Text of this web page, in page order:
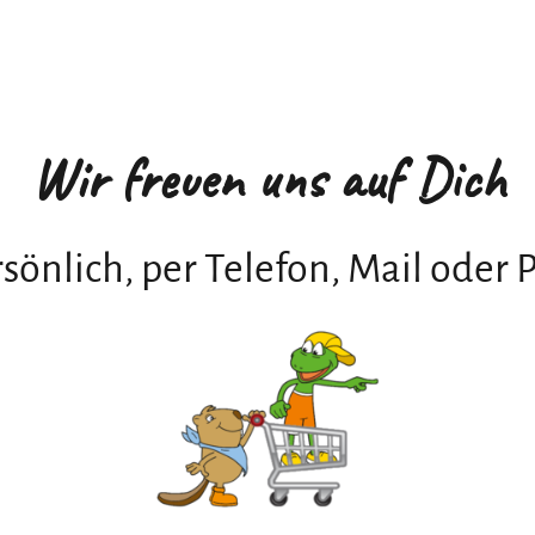
Wir freuen uns auf Dich
per Telefon, Mail oder